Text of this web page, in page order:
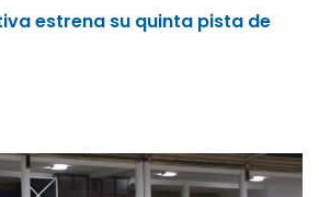
estrena su quinta pista de